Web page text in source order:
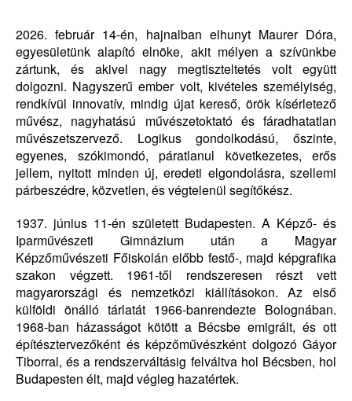
2026. február 14-én, hajnalban elhunyt Maurer Dóra,
egyesületünk alapító elnöke, akit mélyen a szívünkbe
zártunk, és akivel nagy megtiszteltetés volt együtt
dolgozni. Nagyszerű ember volt, kivételes személyiség,
rendkívül innovatív, mindig újat kereső, örök kísérletező
művész, nagyhatású művészetoktató és fáradhatatlan
művészetszervező. Logikus gondolkodású, őszinte,
egyenes, szókimondó, páratlanul következetes, erős
jellem, nyitott minden új, eredeti elgondolásra, szellemi
párbeszédre, közvetlen, és végtelenül segítőkész.
1937. június 11-én született Budapesten. A Képző- és
Iparművészeti Gimnázium után a Magyar
Képzőművészeti Főiskolán előbb festő-, majd képgrafika
szakon végzett. 1961-től rendszeresen részt vett
magyarországi és nemzetközi kiállításokon. Az első
külföldi önálló tárlatát 1966-banrendezte Bolognában.
1968-ban házasságot kötött a Bécsbe emigrált, és ott
építésztervezőként és képzőművészként dolgozó Gáyor
Tiborral, és a rendszerváltásig felváltva hol Bécsben, hol
Budapesten élt, majd végleg hazatértek.